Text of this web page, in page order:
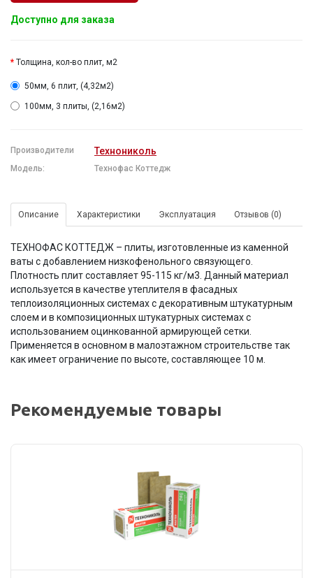
Доступно для заказа
Толщина, кол-во плит, м2
50мм, 6 плит, (4,32м2)
100мм, 3 плиты, (2,16м2)
Производители Технониколь
Модель: Технофас Коттедж
Описание Характеристики Эксплуатация Отзывов (0)
ТЕХНОФАС КОТТЕДЖ – плиты, изготовленные из каменной
ваты с добавлением низкофенольного связующего.
Плотность плит составляет 95-115 кг/м3. Данный материал
используется в качестве утеплителя в фасадных
теплоизоляционных системах с декоративным штукатурным
слоем и в композиционных штукатурных системах с
использованием оцинкованной армирующей сетки.
Применяется в основном в малоэтажном строительстве так
как имеет ограничение по высоте, составляющее 10 м.
Рекомендуемые товары